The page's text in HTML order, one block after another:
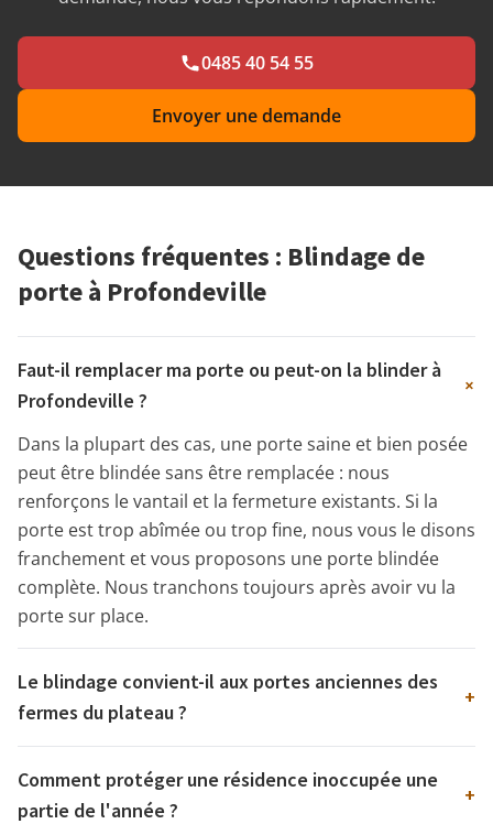
0485 40 54 55
Envoyer une demande
Questions fréquentes : Blindage de
porte à Profondeville
Faut-il remplacer ma porte ou peut-on la blinder à
Profondeville ?
+
Dans la plupart des cas, une porte saine et bien posée
peut être blindée sans être remplacée : nous
renforçons le vantail et la fermeture existants. Si la
porte est trop abîmée ou trop fine, nous vous le disons
franchement et vous proposons une porte blindée
complète. Nous tranchons toujours après avoir vu la
porte sur place.
Le blindage convient-il aux portes anciennes des
fermes du plateau ?
+
Comment protéger une résidence inoccupée une
partie de l'année ?
+